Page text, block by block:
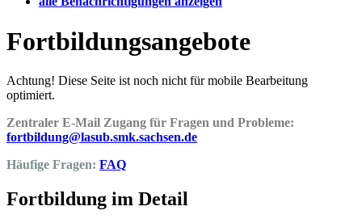
Fortbildungsangebote
Achtung! Diese Seite ist noch nicht für mobile Bearbeitung
optimiert.
Zentraler E-Mail Zugang für Fragen und Probleme:
fortbildung@lasub.smk.sachsen.de
Häufige Fragen: FAQ
Fortbildung im Detail